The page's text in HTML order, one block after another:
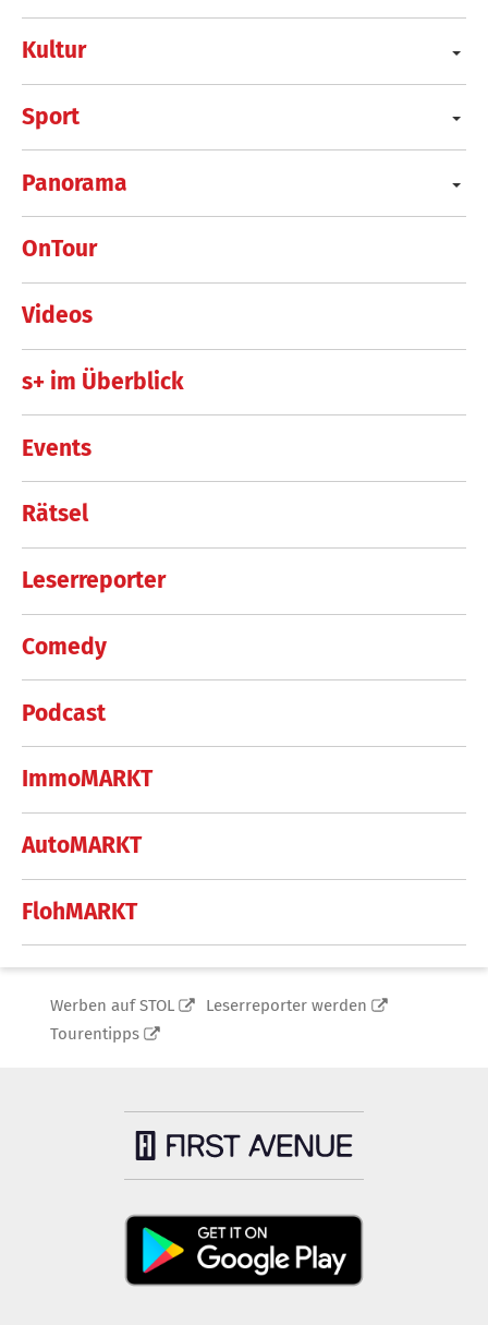
Kultur
Sport
Panorama
OnTour
Videos
s+ im Überblick
Events
Rätsel
Leserreporter
Comedy
Podcast
ImmoMARKT
AutoMARKT
FlohMARKT
Werben auf STOL
Leserreporter werden
Tourentipps